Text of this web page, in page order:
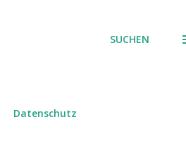
SUCHEN
Datenschutz